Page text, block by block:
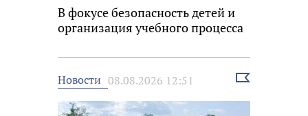
В фокусе безопасность детей и
организация учебного процесса
Новости 08.08.2026 12:51
Выбрать